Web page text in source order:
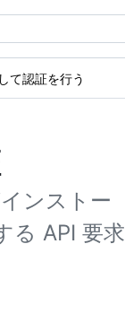
て認証を行う
ンストー
る API 要求